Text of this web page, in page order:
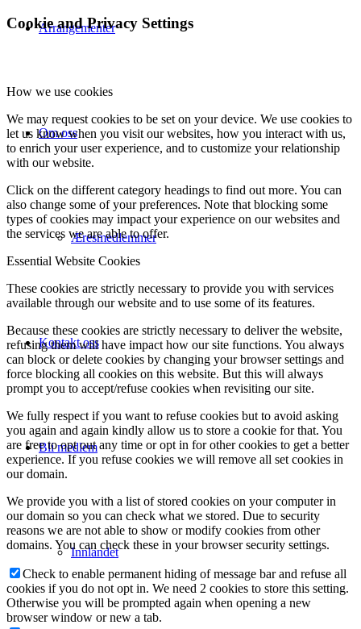
Arrangementer
Om oss
Æresmedlemmer
Kontakt oss
Bli medlem
Innlandet
Cookie and Privacy Settings
How we use cookies
We may request cookies to be set on your device. We use cookies to
let us know when you visit our websites, how you interact with us,
to enrich your user experience, and to customize your relationship
with our website.
Click on the different category headings to find out more. You can
also change some of your preferences. Note that blocking some
types of cookies may impact your experience on our websites and
the services we are able to offer.
Essential Website Cookies
These cookies are strictly necessary to provide you with services
available through our website and to use some of its features.
Because these cookies are strictly necessary to deliver the website,
refusing them will have impact how our site functions. You always
can block or delete cookies by changing your browser settings and
force blocking all cookies on this website. But this will always
prompt you to accept/refuse cookies when revisiting our site.
We fully respect if you want to refuse cookies but to avoid asking
you again and again kindly allow us to store a cookie for that. You
are free to opt out any time or opt in for other cookies to get a better
experience. If you refuse cookies we will remove all set cookies in
our domain.
We provide you with a list of stored cookies on your computer in
our domain so you can check what we stored. Due to security
reasons we are not able to show or modify cookies from other
domains. You can check these in your browser security settings.
Check to enable permanent hiding of message bar and refuse all
cookies if you do not opt in. We need 2 cookies to store this setting.
Otherwise you will be prompted again when opening a new
browser window or new a tab.